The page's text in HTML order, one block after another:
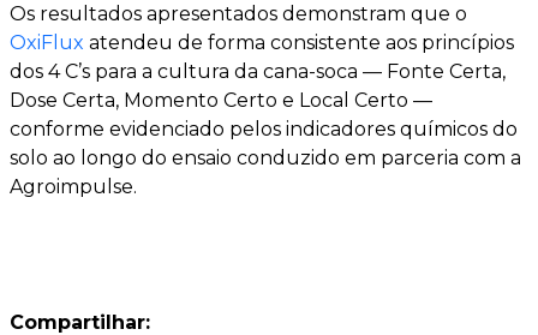
Os resultados apresentados demonstram que o
OxiFlux atendeu de forma consistente aos princípios
dos 4 C’s para a cultura da cana-soca — Fonte Certa,
Dose Certa, Momento Certo e Local Certo —
conforme evidenciado pelos indicadores químicos do
solo ao longo do ensaio conduzido em parceria com a
Agroimpulse.
Compartilhar: